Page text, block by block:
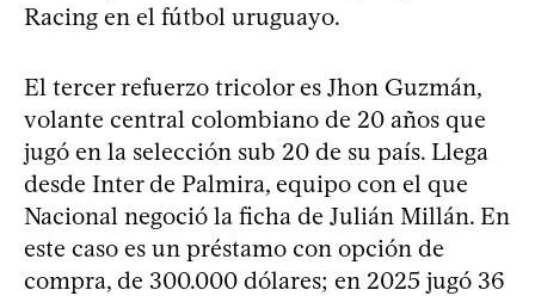
Racing en el fútbol uruguayo.
El tercer refuerzo tricolor es Jhon Guzmán,
volante central colombiano de 20 años que
jugó en la selección sub 20 de su país. Llega
desde Inter de Palmira, equipo con el que
Nacional negoció la ficha de Julián Millán. En
este caso es un préstamo con opción de
compra, de 300.000 dólares; en 2025 jugó 36